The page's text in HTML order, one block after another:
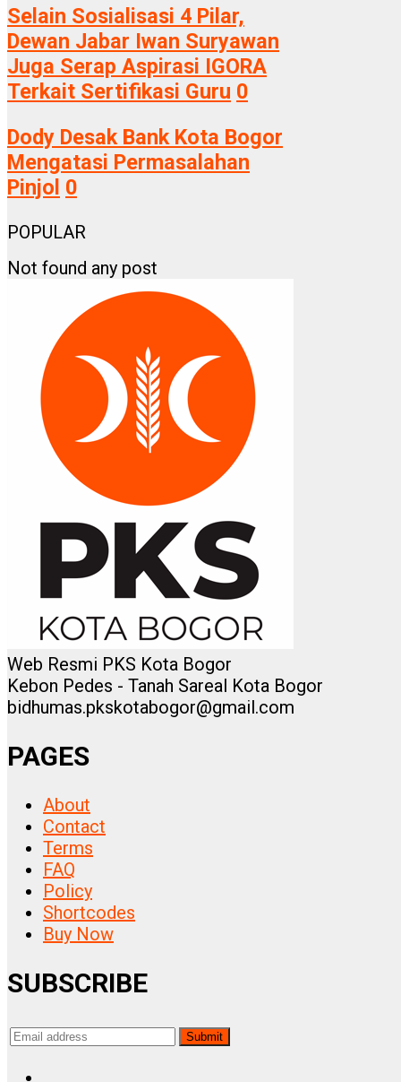
Selain Sosialisasi 4 Pilar,
Dewan Jabar Iwan Suryawan
Juga Serap Aspirasi IGORA
Terkait Sertifikasi Guru 0
Dody Desak Bank Kota Bogor
Mengatasi Permasalahan
Pinjol 0
POPULAR
Not found any post
Web Resmi PKS Kota Bogor
Kebon Pedes - Tanah Sareal Kota Bogor
bidhumas.pkskotabogor@gmail.com
PAGES
About
Contact
Terms
FAQ
Policy
Shortcodes
Buy Now
SUBSCRIBE